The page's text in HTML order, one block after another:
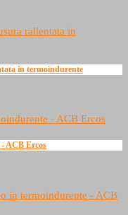
in termoindurente
ACB Ercos